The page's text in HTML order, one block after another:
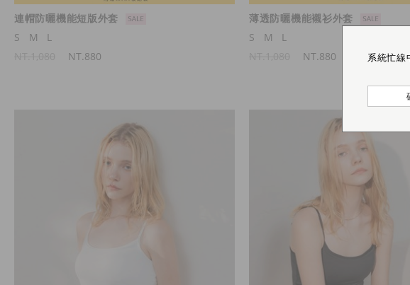
連帽防曬機能短版外套
S
M
L
NT.880
薄透防曬機能襯衫外套
S
M
L
NT.880 系統忙線
系統忙線
系統忙線
系統忙線